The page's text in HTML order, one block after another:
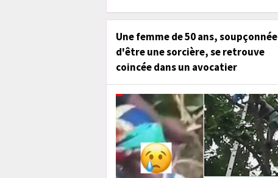
Une femme de 50 ans, soupçonnée
d'être une sorcière, se retrouve
coincée dans un avocatier